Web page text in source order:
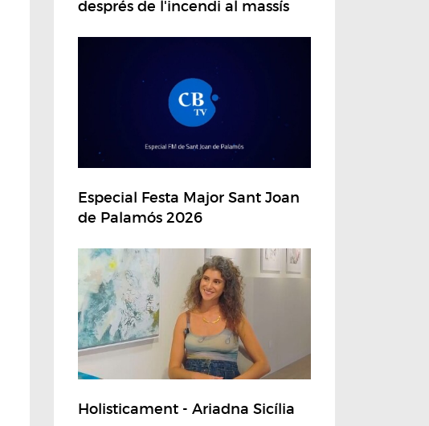
després de l'incendi al massís
Especial Festa Major Sant Joan
de Palamós 2026
Holisticament - Ariadna Sicília